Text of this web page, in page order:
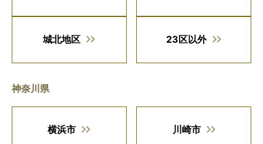
城北地区 23区以外
神奈川県
横浜市 川崎市